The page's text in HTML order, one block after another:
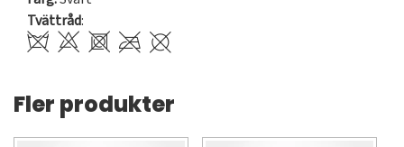
Tvättråd:
Fler produkter